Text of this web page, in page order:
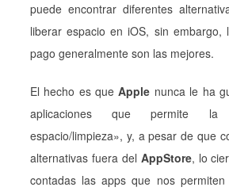
puede encontrar diferentes
liberar espacio en iOS, sin embargo,
pago generalmente son las mejores.
El hecho es queApple nunca le ha
aplicaciones que permite la
espacio/limpieza», y, a pesar de que
alternativas fuera del AppStore, lo
contadas las apps que nos permiten